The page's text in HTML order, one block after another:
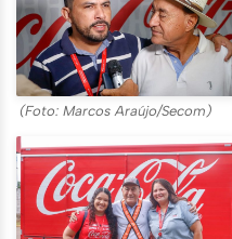
(Foto: Marcos Araújo/Secom)